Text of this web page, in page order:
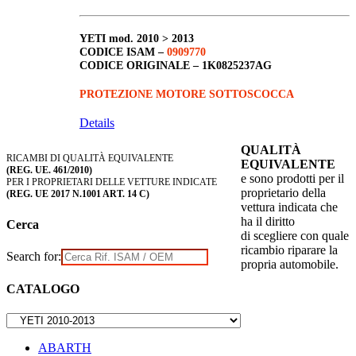
YETI mod. 2010 > 2013
CODICE ISAM – 0909770
CODICE ORIGINALE – 1K0825237AG
PROTEZIONE MOTORE SOTTOSCOCCA
Details
RICAMBI DI QUALITÀ EQUIVALENTE
(REG. UE. 461/2010)
PER I PROPRIETARI DELLE VETTURE INDICATE
(REG. UE 2017 N.1001 ART. 14 C)
Cerca
Search for:
CATALOGO
ABARTH
QUALITÀ
EQUIVALENTE
e sono prodotti per il
proprietario della
vettura indicata che
ha il diritto
di scegliere con quale
ricambio riparare la
propria automobile.